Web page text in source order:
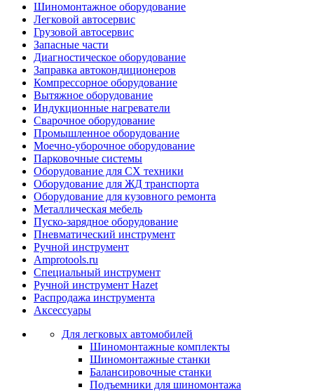
Шиномонтажное оборудование
Легковой автосервис
Грузовой автосервис
Запасные части
Диагностическое оборудование
Заправка автокондиционеров
Компрессорное оборудование
Вытяжное оборудование
Индукционные нагреватели
Сварочное оборудование
Промышленное оборудование
Моечно-уборочное оборудование
Парковочные системы
Оборудование для СХ техники
Оборудование для ЖД транспорта
Оборудование для кузовного ремонта
Металлическая мебель
Пуско-зарядное оборудование
Пневматический инструмент
Ручной инструмент
Amprotools.ru
Специальный инструмент
Ручной инструмент Hazet
Распродажа инструмента
Аксессуары
Для легковых автомобилей
Шиномонтажные комплекты
Шиномонтажные станки
Балансировочные станки
Подъемники для шиномонтажа